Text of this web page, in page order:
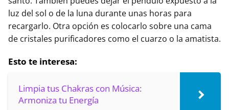
luz del sol o de la luna durante unas horas para
recargarlo. Otra opción es colocarlo sobre una cama
de cristales purificadores como el cuarzo o la amatista.
Esto te interesa:
Limpia tus Chakras con Música:
Armoniza tu Energía